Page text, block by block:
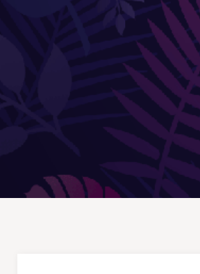
DÉCORATIONS ET
Statues personnages
Parasols déportés